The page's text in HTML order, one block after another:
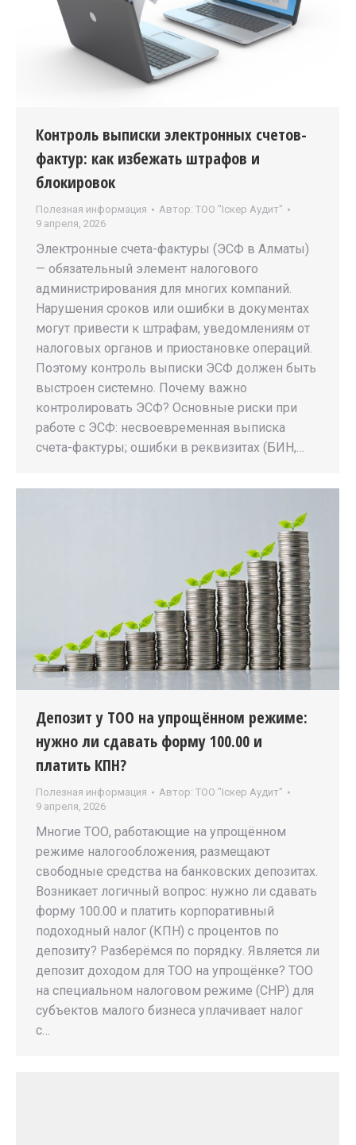
Контроль выписки электронных счетов-
фактур: как избежать штрафов и
блокировок
Полезная информация Автор: ТОО "Iскер Аудит"
9 апреля, 2026
Электронные счета-фактуры (ЭСФ в Алматы)
— обязательный элемент налогового
администрирования для многих компаний.
Нарушения сроков или ошибки в документах
могут привести к штрафам, уведомлениям от
налоговых органов и приостановке операций.
Поэтому контроль выписки ЭСФ должен быть
выстроен системно. Почему важно
контролировать ЭСФ? Основные риски при
работе с ЭСФ: несвоевременная выписка
счета-фактуры; ошибки в реквизитах (БИН,…
Депозит у ТОО на упрощённом режиме:
нужно ли сдавать форму 100.00 и
платить КПН?
Полезная информация Автор: ТОО "Iскер Аудит"
9 апреля, 2026
Многие ТОО, работающие на упрощённом
режиме налогообложения, размещают
свободные средства на банковских депозитах.
Возникает логичный вопрос: нужно ли сдавать
форму 100.00 и платить корпоративный
подоходный налог (КПН) с процентов по
депозиту? Разберёмся по порядку. Является ли
депозит доходом для ТОО на упрощёнке? ТОО
на специальном налоговом режиме (СНР) для
субъектов малого бизнеса уплачивает налог
с…